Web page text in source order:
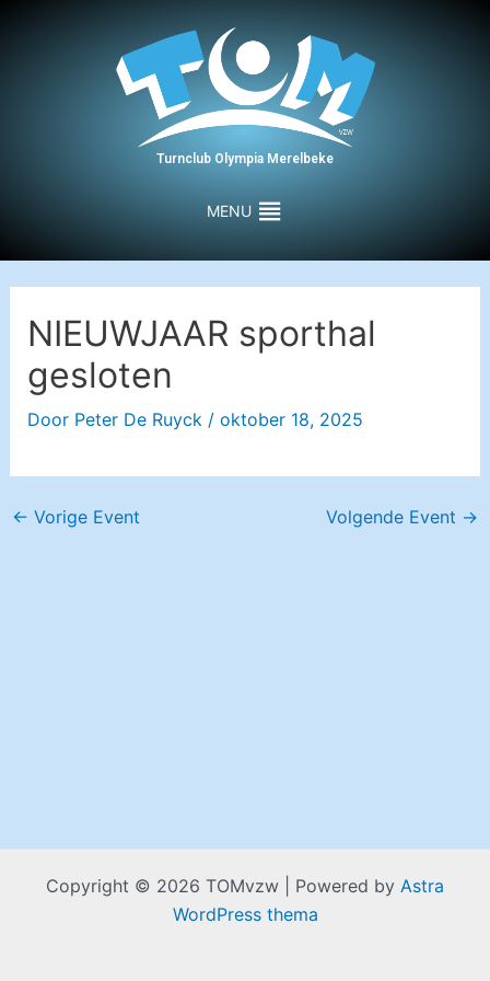
Turnclub Olympia Merelbeke
MENU
NIEUWJAAR sporthal
gesloten
Door Peter De Ruyck / oktober 18, 2025
← Vorige Event Volgende Event →
Copyright © 2026 TOMvzw | Powered by Astra
WordPress thema